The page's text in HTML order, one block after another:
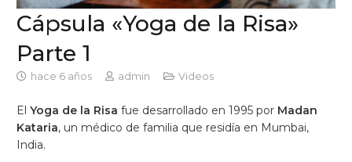
Cápsula «Yoga de la Risa»
Parte 1
hace 6 años admin Videos
El Yoga de la Risa fue desarrollado en 1995 por Madan
Kataria, un médico de familia que residía en Mumbai,
India.